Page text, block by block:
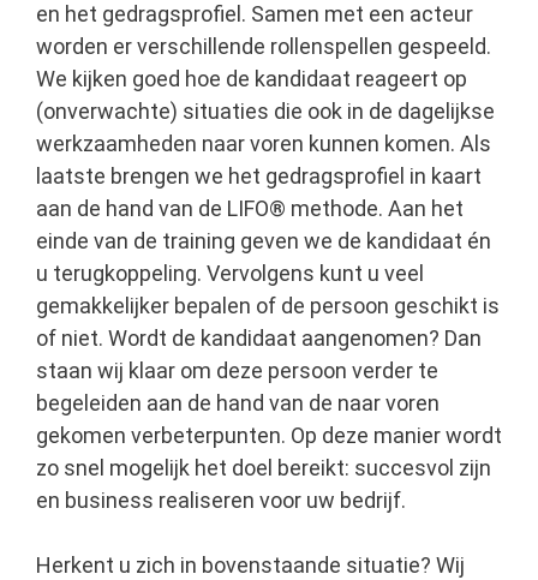
en het gedragsprofiel. Samen met een acteur
worden er verschillende rollenspellen gespeeld.
We kijken goed hoe de kandidaat reageert op
(onverwachte) situaties die ook in de dagelijkse
werkzaamheden naar voren kunnen komen. Als
laatste brengen we het gedragsprofiel in kaart
aan de hand van de LIFO® methode. Aan het
einde van de training geven we de kandidaat én
u terugkoppeling. Vervolgens kunt u veel
gemakkelijker bepalen of de persoon geschikt is
of niet. Wordt de kandidaat aangenomen? Dan
staan wij klaar om deze persoon verder te
begeleiden aan de hand van de naar voren
gekomen verbeterpunten. Op deze manier wordt
zo snel mogelijk het doel bereikt: succesvol zijn
en business realiseren voor uw bedrijf.
Herkent u zich in bovenstaande situatie? Wij